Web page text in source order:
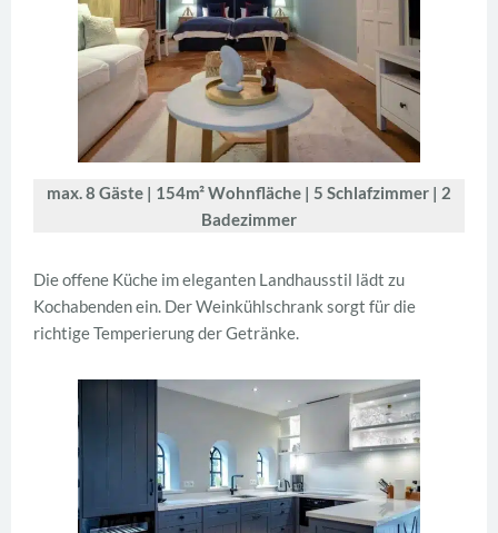
max. 8 Gäste | 154m² Wohnfläche | 5 Schlafzimmer | 2
Badezimmer
Die offene Küche im eleganten Landhausstil lädt zu
Kochabenden ein. Der Weinkühlschrank sorgt für die
richtige Temperierung der Getränke.